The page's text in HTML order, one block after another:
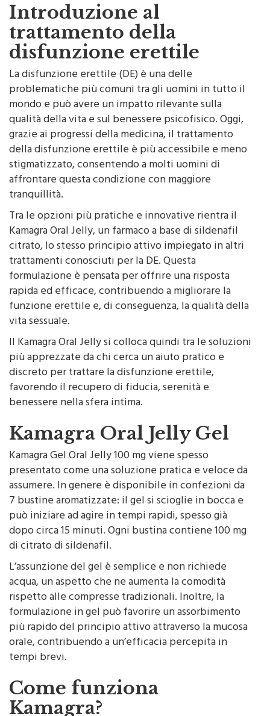
Introduzione al
trattamento della
disfunzione erettile
La disfunzione erettile (DE) è una delle
problematiche più comuni tra gli uomini in tutto il
mondo e può avere un impatto rilevante sulla
qualità della vita e sul benessere psicofisico. Oggi,
grazie ai progressi della medicina, il trattamento
della disfunzione erettile è più accessibile e meno
stigmatizzato, consentendo a molti uomini di
affrontare questa condizione con maggiore
tranquillità.
Tra le opzioni più pratiche e innovative rientra il
Kamagra Oral Jelly, un farmaco a base di sildenafil
citrato, lo stesso principio attivo impiegato in altri
trattamenti conosciuti per la DE. Questa
formulazione è pensata per offrire una risposta
rapida ed efficace, contribuendo a migliorare la
funzione erettile e, di conseguenza, la qualità della
vita sessuale.
Il Kamagra Oral Jelly si colloca quindi tra le soluzioni
più apprezzate da chi cerca un aiuto pratico e
discreto per trattare la disfunzione erettile,
favorendo il recupero di fiducia, serenità e
benessere nella sfera intima.
Kamagra Oral Jelly Gel
Kamagra Gel Oral Jelly 100 mg viene spesso
presentato come una soluzione pratica e veloce da
assumere. In genere è disponibile in confezioni da
7 bustine aromatizzate: il gel si scioglie in bocca e
può iniziare ad agire in tempi rapidi, spesso già
dopo circa 15 minuti. Ogni bustina contiene 100 mg
di citrato di sildenafil.
L’assunzione del gel è semplice e non richiede
acqua, un aspetto che ne aumenta la comodità
rispetto alle compresse tradizionali. Inoltre, la
formulazione in gel può favorire un assorbimento
più rapido del principio attivo attraverso la mucosa
orale, contribuendo a un’efficacia percepita in
tempi brevi.
Come funziona
Kamagra?